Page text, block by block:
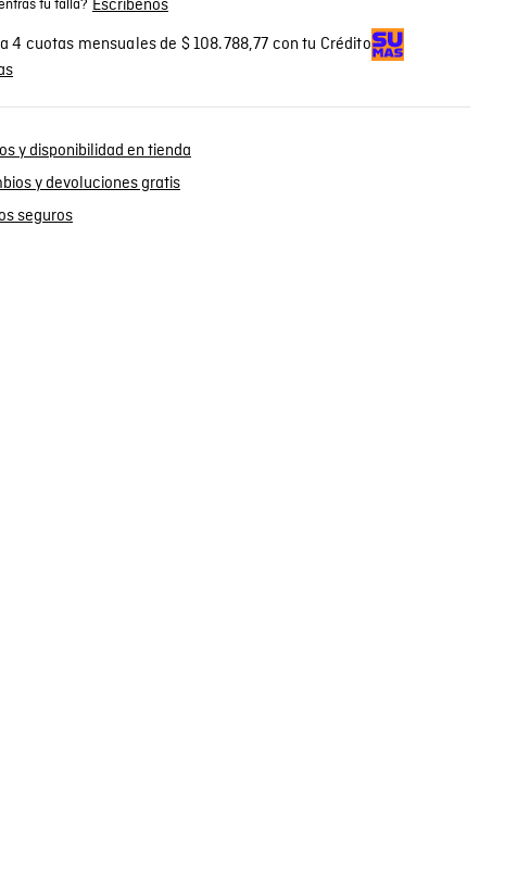
tu talla? Escríbenos
4 cuotas mensuales de $ 108.788,77 con tu Crédito
y disponibilidad en tienda
y devoluciones gratis
seguros